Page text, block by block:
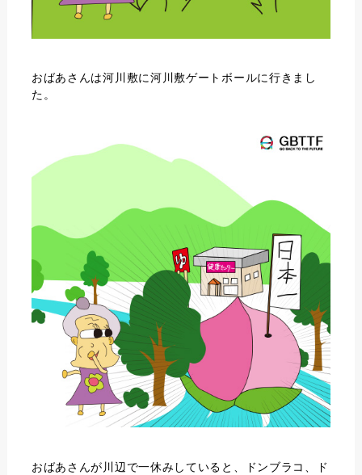
おばあさんは河川敷に河川敷ゲートボールに行きまし
た。
おばあさんが川辺で一休みしていると、ドンブラコ、ド